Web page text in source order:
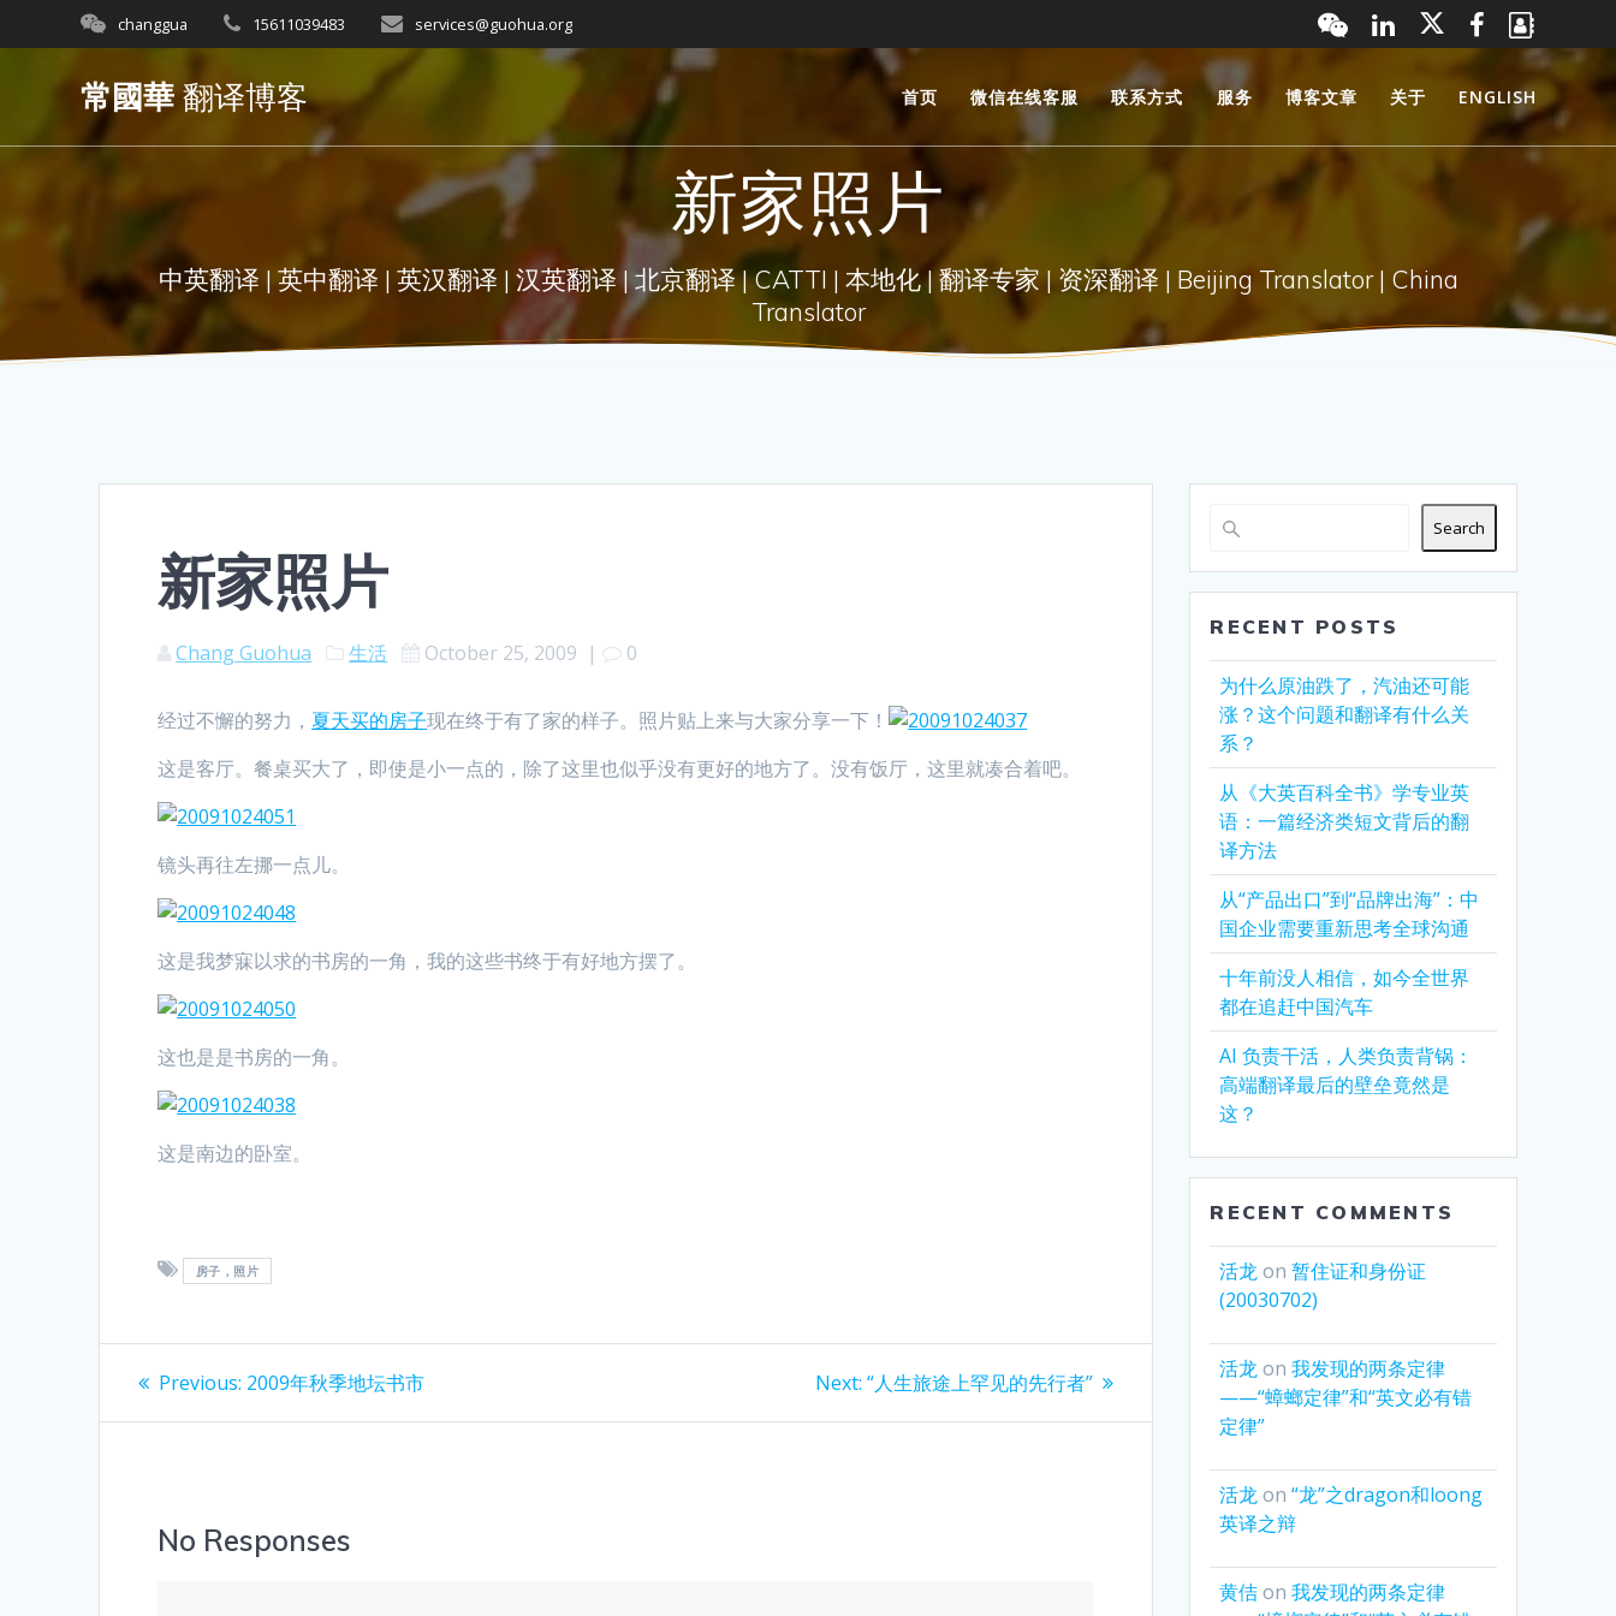
to
changgua 15611039483 services@guohua.org
常國華翻译博客 首页 微信在线客服 联系方式 服务 博客文章 关于 ENGLISH
新家照片
中英翻译 | 英中翻译 | 英汉翻译 | 汉英翻译 | 北京翻译 | CATTI | 本地化 | 翻译专家 | 资深翻译 | Beijing Translator | China
Translator
新家照片
Chang Guohua 生活 October 25, 2009 | 0
经过不懈的努力， 夏天买的房子现在终于有了家的样子。照片贴上来与大家分享一下！
这是客厅。餐桌买大了，即使是小一点的，除了这里也似乎没有更好的地方了。没有饭厅，这里就凑合着吧。
镜头再往左挪一点儿。
这是我梦寐以求的书房的一角，我的这些书终于有好地方摆了。
这也是是书房的一角。
这是南边的卧室。
房子，照片
Post
navigation
Previous: Previous
2009年秋季地坛书市 Next: Next
“人生旅途上罕见的先行者”
No Responses
Search
RECENT POSTS
为什么原油跌了，汽油还可能
涨？这个问题和翻译有什么关
系？
从《大英百科全书》学专业英
语：一篇经济类短文背后的翻
译方法
从“产品出口”到“品牌出海”：中
国企业需要重新思考全球沟通
十年前没人相信，如今全世界
都在追赶中国汽车
AI 负责干活，人类负责背锅：
高端翻译最后的壁垒竟然是
这？
RECENT COMMENTS
活龙on暂住证和身份证
(20030702)
活龙on我发现的两条定律
——“蟑螂定律”和“英文必有错
定律”
活龙on“龙”之dragon和loong
英译之辩
黄佶on我发现的两条定律